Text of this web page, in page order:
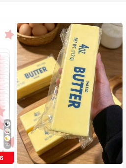
10